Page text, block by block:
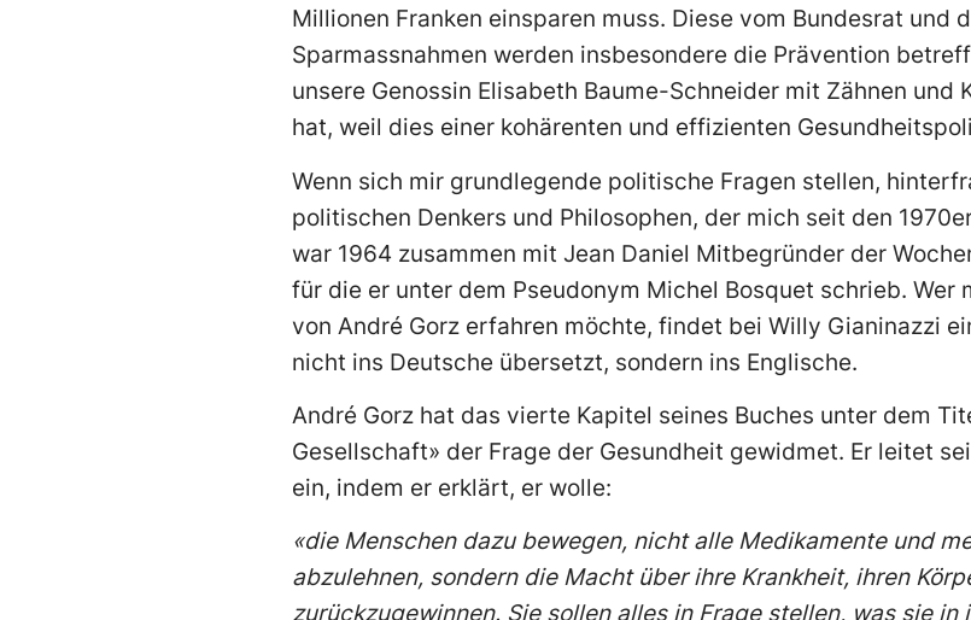
Millionen Franken einsparen muss. Diese vom Bundesrat und
Sparmassnahmen werden insbesondere die Prävention
unsere Genossin Elisabeth Baume-Schneider mit Zähnen und
hat, weil dies einer kohärenten und effizienten
Wenn sich mir grundlegende politische Fragen stellen,
politischen Denkers und Philosophen, der mich seit den
war 1964 zusammen mit Jean Daniel Mitbegründer der
für die er unter dem Pseudonym Michel Bosquet schrieb. Wer
von André Gorz erfahren möchte, findet bei Willy Gianinazzi
nicht ins Deutsche übersetzt, sondern ins Englische.
André Gorz hat das vierte Kapitel seines Buches unter dem
Gesellschaft» der Frage der Gesundheit gewidmet. Er leitet
ein, indem er erklärt, er wolle:
«die Menschen dazu bewegen, nicht alle Medikamente und
abzulehnen, sondern die Macht über ihre Krankheit, ihren
zurückzugewinnen. Sie sollen alles in Frage stellen, was sie